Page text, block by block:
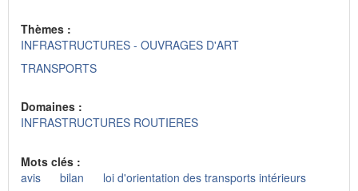
Thèmes :
INFRASTRUCTURES - OUVRAGES D'ART
TRANSPORTS
Domaines :
INFRASTRUCTURES ROUTIERES
Mots clés :
avis
bilan
loi d'orientation des transports intérieurs